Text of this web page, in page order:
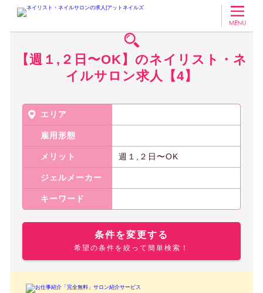
ネイリスト・ネイルサロンの求人アットネイルズ 【週１,２日〜OK】の
【週１,２日〜OK】のネイリスト・ネ
イルサロン求人【4】
エリア
雇用形態
メリット 週１,２日〜OK
ジェルメーカー
キーワード
条件を変更する
希望の条件を絞って簡単検索！